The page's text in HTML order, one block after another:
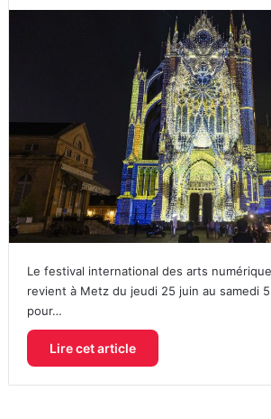
Le festival international des arts
revient à Metz du jeudi 25 juin au samedi
pour…
Lire cet article